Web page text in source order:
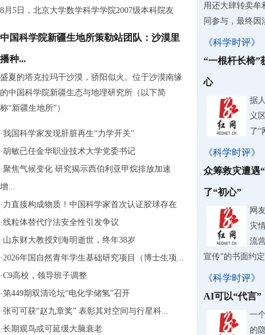
8月5日，北京大学数学科学学院2007级本科院友
中国科学院新疆生地所策勒站团队：沙漠里
播种...
盛夏的塔克拉玛干沙漠，骄阳似火。位于沙漠南缘
的中国科学院新疆生态与地理研究所（以下简
称“新疆生地所”）
·我国科学家发现肝脏再生“力学开关”
·胡敏已任金华职业技术大学党委书记
·聚焦气候变化 研究揭示西伯利亚甲烷排放加速
增...
· 力直接构成物质！中国科学家首次认证胶球存在
·线粒体替代疗法安全性引发争议
· 山东财大教授刘海明逝世，终年38岁
·2026年国自然青年学生基础研究项目（博士生项...
·C9高校，领导班子调整
·第449期双清论坛“电化学储氢”召开
·张可可获“赵九章奖” 表彰其对空间与行星科...
·长期观鸟或可延缓大脑衰老
用还大肆转卖牟
同参与，最终因
《科学时评》
“一根杆长椅”
心
据
义
了“
《科学时评》
众筹救灾遭遇
了“初心”
网
灾
流
宣传”的书面约
《科学时评》
AI可以“代言”
一
的